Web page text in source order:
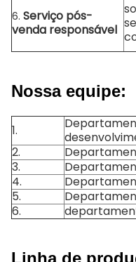
6. Serviço pós-
venda responsável
Nossa equipe:
1.
2.
3.
4.
5.
6.
Linha de